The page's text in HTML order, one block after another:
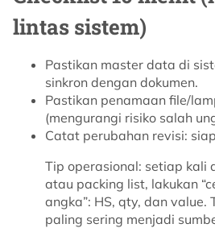
lintas sistem)
Pastikan master data di
sinkron dengan dokumen.
Pastikan penamaan file/
(mengurangi risiko salah
Catat perubahan revisi:
Tip operasional: setiap kali
atau packing list, lakukan
angka”: HS, qty, dan value.
paling sering menjadi